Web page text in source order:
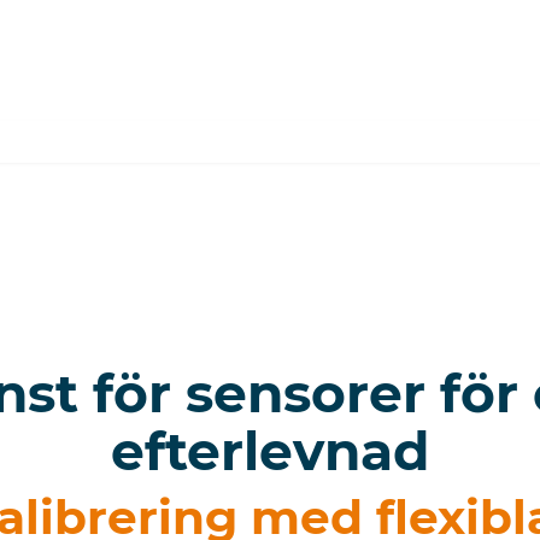
för sensorer för
efterlevnad
med